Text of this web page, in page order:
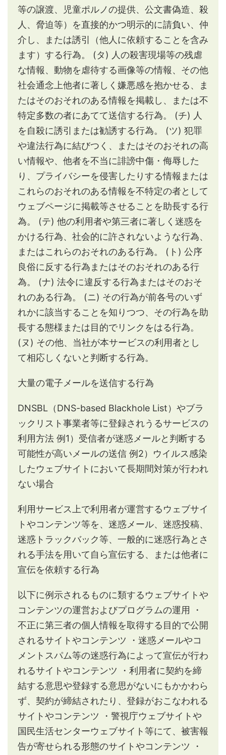
等の譲渡、児童ポルノの提供、公文書偽造、殺
人、脅迫等）を直接的かつ明示的に請負い、仲
介し、または誘引（他人に依頼することを含み
ます）する行為。
(タ) 人の殺害現場等の残虐
な情報、動物を虐待する画像等の情報、その他
社会通念上他者に著しく嫌悪感を抱かせる、ま
たはそのおそれのある情報を掲載し、または不
特定多数の者にあてて送信する行為。
(チ) 人
を自殺に誘引または勧誘する行為。
(ツ) 犯罪
や違法行為に結びつく、またはそのおそれの高
い情報や、他者を不当に誹謗中傷・侮辱した
り、プライバシーを侵害したりする情報または
これらのおそれのある情報を不特定の者として
ウェブページに掲載等させることを助長する行
為。
(テ) 他の利用者や第三者に著しく迷惑を
かける行為、社会的に許されないような行為、
またはこれらのおそれのある行為。
(ト) 公序
良俗に反する行為またはそのおそれのある行
為。
(ナ) 法令に違反する行為またはそのおそ
れのある行為。
(ニ) その行為が前各号のいず
れかに該当することを知りつつ、その行為を助
長する態様または目的でリンクをはる行為。
(ヌ) その他、当社が本サービスの利用者とし
て相応しくないと判断する行為。
大量の電子メールを送信する行為
DNSBL（DNS-based Blackhole List）やブラ
ックリスト事業者等に登録されうるサービスの
利用方法 例1）受信者が迷惑メールと判断する
可能性が高いメールの送信 例2）ウイルス感染
したウェブサイトにおいて長期間対策が行われ
ない場合
利用サービス上で利用者が運営するウェブサイ
トやコンテンツ等を、迷惑メール、迷惑投稿、
迷惑トラックバック等、一般的に迷惑行為とさ
れる手法を用いて自ら宣伝する、または他者に
宣伝を依頼する行為
以下に例示されるものに類するウェブサイトや
コンテンツの運営およびプログラムの運用 ・
不正に第三者の個人情報を取得する目的で公開
されるサイトやコンテンツ ・迷惑メールやコ
メントスパム等の迷惑行為によって宣伝が行わ
れるサイトやコンテンツ ・利用者に契約を締
結する意思や登録する意思がないにもかかわら
ず、契約が締結されたり、登録がおこなわれる
サイトやコンテンツ ・警視庁ウェブサイトや
国民生活センターウェブサイト等にて、被害報
告が寄せられる形態のサイトやコンテンツ ・